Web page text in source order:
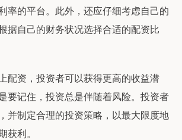
率的平台。此外，还应仔细考虑自己的
据自己的财务状况选择合适的配资比
配资，投资者可以获得更高的收益潜
要记住，投资总是伴随着风险。投资者
并制定合理的投资策略，以最大限度地
获利。